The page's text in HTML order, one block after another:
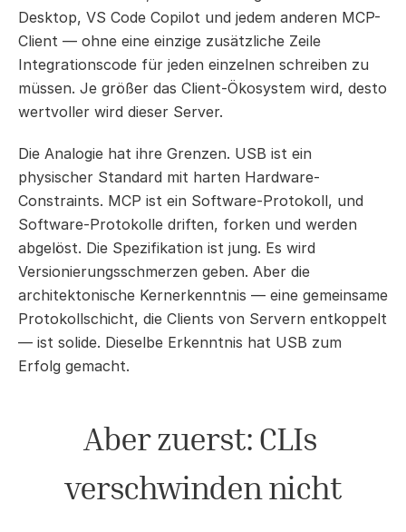
Desktop, VS Code Copilot und jedem anderen MCP-
Client — ohne eine einzige zusätzliche Zeile
Integrationscode für jeden einzelnen schreiben zu
müssen. Je größer das Client-Ökosystem wird, desto
wertvoller wird dieser Server.
Die Analogie hat ihre Grenzen. USB ist ein
physischer Standard mit harten Hardware-
Constraints. MCP ist ein Software-Protokoll, und
Software-Protokolle driften, forken und werden
abgelöst. Die Spezifikation ist jung. Es wird
Versionierungsschmerzen geben. Aber die
architektonische Kernerkenntnis — eine gemeinsame
Protokollschicht, die Clients von Servern entkoppelt
— ist solide. Dieselbe Erkenntnis hat USB zum
Erfolg gemacht.
Aber zuerst: CLIs
verschwinden nicht